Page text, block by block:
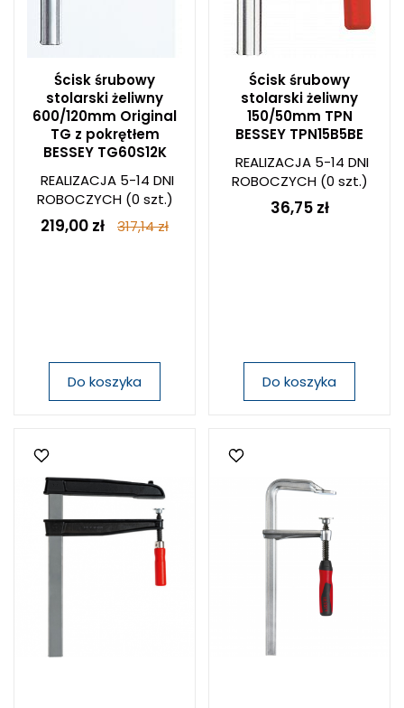
Ścisk śrubowy
stolarski żeliwny
600/120mm Original
TG z pokrętłem
BESSEY TG60S12K
REALIZACJA 5-14 DNI
ROBOCZYCH(0 szt.)
219,00 zł 317,14 zł
Do koszyka
Ścisk śrubowy
stolarski żeliwny
150/50mm TPN
BESSEY TPN15B5BE
REALIZACJA 5-14 DNI
ROBOCZYCH(0 szt.)
36,75 zł
Do koszyka